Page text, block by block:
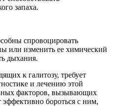
запаха.
спровоцировать
или изменить ее химический
дыхания.
к галитозу, требует
и лечению этой
факторов, вызывающих
эффективно бороться с ним,